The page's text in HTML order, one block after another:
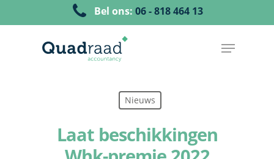
Bel ons: 06 - 818 464 13
Nieuws
Laat beschikkingen